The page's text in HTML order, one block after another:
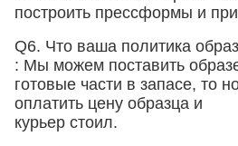
построить прессформы и
Q6. Что ваша политика
: Мы можем поставить
готовые части в запасе, то
оплатить цену образца и
курьер стоил.